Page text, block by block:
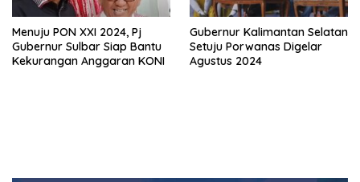
Menuju PON XXI 2024, Pj
Gubernur Sulbar Siap Bantu
Kekurangan Anggaran KONI
Gubernur Kalimantan Selatan
Setuju Porwanas Digelar
Agustus 2024